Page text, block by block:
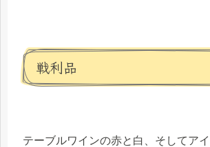
戦利品
テーブルワインの赤と白、そしてア